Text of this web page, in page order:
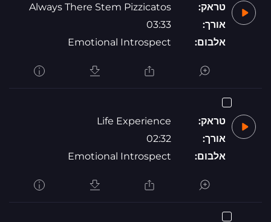
טראק:
Always There Stem Pizzicatos
אורך:
03:33
אלבום:
Emotional Introspect
טראק:
Life Experience
אורך:
02:32
אלבום:
Emotional Introspect